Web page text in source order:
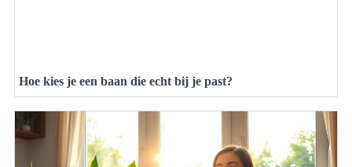
Hoe kies je een baan die echt bij je past?